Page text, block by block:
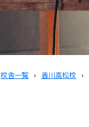
校舎一覧 › 香川高松校 ›